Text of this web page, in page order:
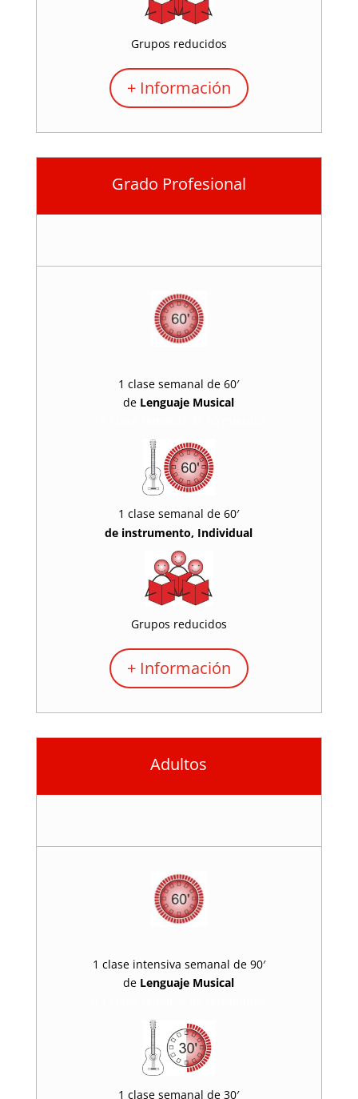
Grupos reducidos
+ Información
Grado Profesional
1 clase semanal de 60′
de Lenguaje Musical
1 clase semanal de 60′
de instrumento, Individual
Grupos reducidos
+ Información
Adultos
1 clase intensiva semanal de 90′
de Lenguaje Musical
1 clase semanal de 30′